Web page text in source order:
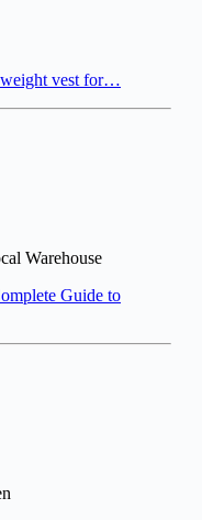
weight vest for…
Warehouse
Guide to